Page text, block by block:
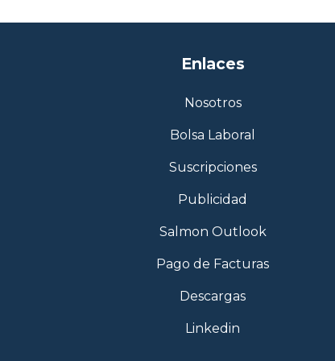
Enlaces
Nosotros
Bolsa Laboral
Suscripciones
Publicidad
Salmon Outlook
Pago de Facturas
Descargas
Linkedin